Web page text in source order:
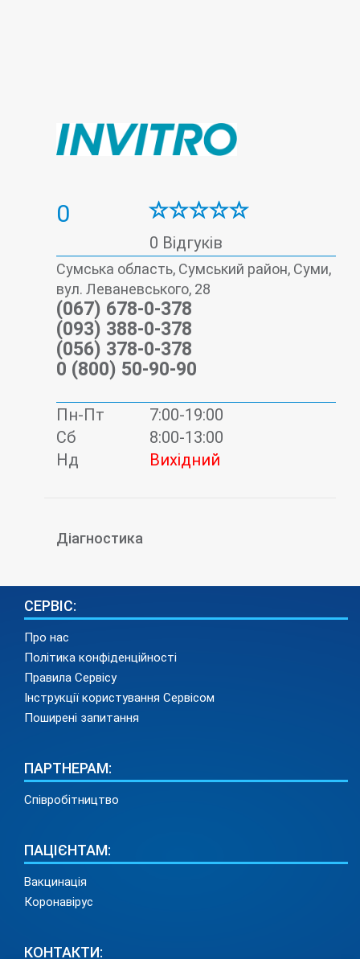
0
0 Відгуків
Сумська область, Сумський район, Суми,
вул. Леваневського, 28
(067) 678-0-378
(093) 388-0-378
(056) 378-0-378
0 (800) 50-90-90
Пн-Пт
7:00-19:00
Сб
8:00-13:00
Нд
Вихідний
Діагностика
СЕРВІС:
Про нас
Політика конфіденційності
Правила Сервісу
Інструкції користування Сервісом
Поширені запитання
ПАРТНЕРАМ:
Співробітництво
ПАЦІЄНТАМ:
Вакцинація
Коронавірус
КОНТАКТИ: